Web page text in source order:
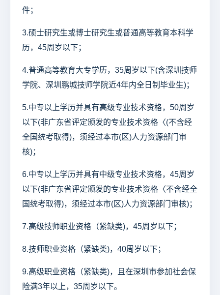
件；
3.硕士研究生或博士研究生或普通高等教育本科学
历，45周岁以下；
4.普通高等教育大专学历，35周岁以下(含深圳技师
学院、深圳鹏城技师学院近4年内全日制毕业生)；
5.中专以上学历并具有高级专业技术资格，50周岁
以下(非广东省评定颁发的专业技术资格〈(不含经
全国统考取得)，须经过本市(区)人力资源部门审
核)；
6.中专以上学历并具有中级专业技术资格，45周岁
以下(非广东省评定颁发的专业技术资格〈不含经全
国统考取得)，须经过本市(区)人力资源部门审核)；
7.高级技师职业资格（紧缺类)，45周岁以下；
8.技师职业资格（紧缺类)，40周岁以下；
9.高级职业资格（紧缺类)，且在深圳市参加社会保
险满3年以上，35周岁以下。